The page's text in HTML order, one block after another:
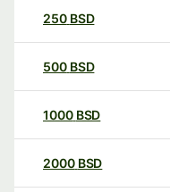
250 BSD
500 BSD
1000 BSD
2000 BSD